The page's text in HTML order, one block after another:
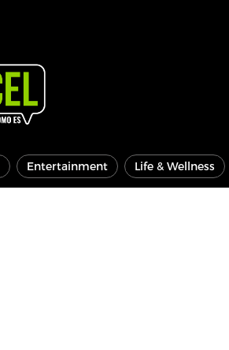
Entertainment Life & Wellness